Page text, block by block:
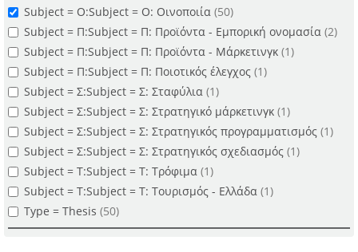
Subject = Ο:Subject = Ο: Οινοποιία (50)
Subject = Π:Subject = Π: Προϊόντα - Εμπορική ονομασία (2)
Subject = Π:Subject = Π: Προϊόντα - Μάρκετινγκ (1)
Subject = Π:Subject = Π: Ποιοτικός έλεγχος (1)
Subject = Σ:Subject = Σ: Σταφύλια (1)
Subject = Σ:Subject = Σ: Στρατηγικό μάρκετινγκ (1)
Subject = Σ:Subject = Σ: Στρατηγικός προγραμματισμός (1)
Subject = Σ:Subject = Σ: Στρατηγικός σχεδιασμός (1)
Subject = Τ:Subject = Τ: Τρόφιμα (1)
Subject = Τ:Subject = Τ: Τουρισμός - Ελλάδα (1)
Type = Thesis (50)